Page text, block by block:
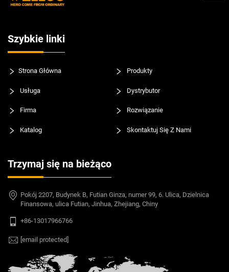
Szybkie linki
Strona Główna Produkty
Usługa Dystrybutor
Firma Rozwiązanie
Katalog Skontaktuj Się Z Nami
Trzymaj się na bieżąco
Pokój 2207, Budynek B, Futian Ginza, numer 99, 6. Ulica, Dzielnica
Finansowa, ulica Futian, Jinhua, Zhejiang, Chiny
+86-13017966766
[email protected]